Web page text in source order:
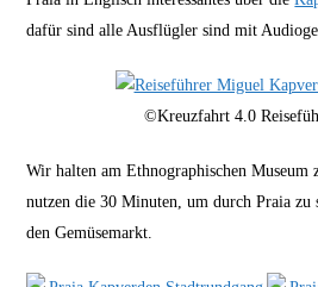
dafür sind alle Ausflügler sind mit
©Kreuzfahrt 4.0
Wir halten am Ethnographischen
nutzen die 30 Minuten, um durch Praia zu
den Gemüsemarkt.